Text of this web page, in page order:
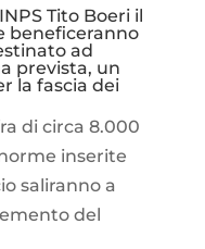
Tito Boeri il
beneficeranno
ad
prevista, un
la fascia dei
di circa 8.000
inserite
saliranno a
del